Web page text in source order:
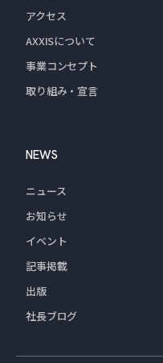
アクセス
AXXISについて
事業コンセプト
取り組み・宣言
NEWS
ニュース
お知らせ
イベント
記事掲載
出版
社長ブログ